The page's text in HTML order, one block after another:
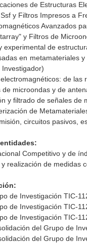
de Estructuras
y Filtros Impresos a
Avanzados
y Filtros de
experimental de
en metamateriales
Investigador)
de
de microondas y de
y filtrado de señales de
de
circuitos pasivos,
Competitivo y de
realización de medidas
de Investigación TIC-
de Investigación TIC-
de Investigación TIC-
del Grupo de
del Grupo de